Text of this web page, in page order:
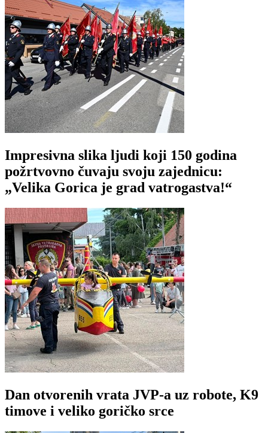
Impresivna slika ljudi koji 150 godina
požrtvovno čuvaju svoju zajednicu:
„Velika Gorica je grad vatrogastva!“
Dan otvorenih vrata JVP-a uz robote, K9
timove i veliko goričko srce